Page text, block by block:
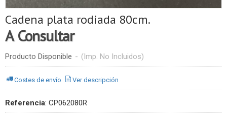
Cadena plata rodiada 80cm.
A Consultar
Producto Disponible - (Imp. No Incluidos)
Costes de envío Ver descripción
Referencia: CP062080R